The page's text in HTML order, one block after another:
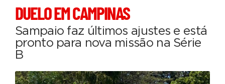
DUELO EM CAMPINAS
Sampaio faz últimos ajustes e está
pronto para nova missão na Série
B